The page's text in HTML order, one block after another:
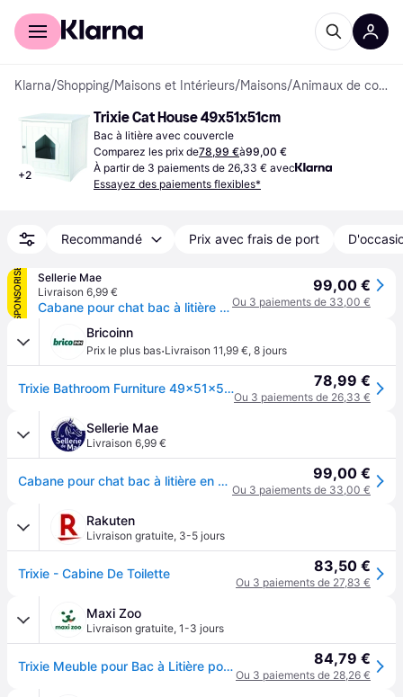
Acheter avec Klarna
Klarna/Shopping/Maisons et Intérieurs/Maisons/ Animaux de compagnie
+2
Trixie Cat House 49x51x51cm
Bac à litière avec couvercle
Comparez les prix de78,99 €à99,00 €
À partir de 3 paiements de 26,33 € avec
Essayez des paiements flexibles*
Recommandé Prix avec frais de port
SPONSORISÉ
Sellerie Mae
Livraison 6,99 €
Cabane pour chat bac à litière en MDF Trixie - Blanc
99,00 €
Ou 3 paiements de 33,00 €
Bricoinn
Prix le plus bas·Livraison 11,99 €, 8 jours
Trixie Bathroom Furniture 49x51x51 Cm Cat House Blanc 78,99 €
Ou 3 paiements de 26,33 €
Sellerie Mae
Livraison 6,99 €
Cabane pour chat bac à litière en MDF Trixie - Blanc 99,00 €
Ou 3 paiements de 33,00 €
Rakuten
Livraison gratuite, 3-5 jours
Trixie - Cabine De Toilette 83,50 €
Ou 3 paiements de 27,83 €
Maxi Zoo
Livraison gratuite, 1-3 jours
Trixie Meuble pour Bac à Litière pour chat 84,79 €
Ou 3 paiements de 28,26 €